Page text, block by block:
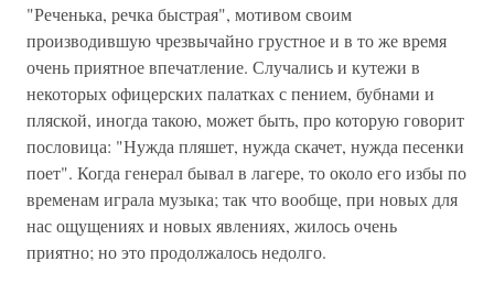
"Реченька, речка быстрая", мотивом своим
производившую чрезвычайно грустное и в то же время
очень приятное впечатление. Случались и кутежи в
некоторых офицерских палатках с пением, бубнами и
пляской, иногда такою, может быть, про которую говорит
пословица: "Нужда пляшет, нужда скачет, нужда песенки
поет". Когда генерал бывал в лагере, то около его избы по
временам играла музыка; так что вообще, при новых для
нас ощущениях и новых явлениях, жилось очень
приятно; но это продолжалось недолго.